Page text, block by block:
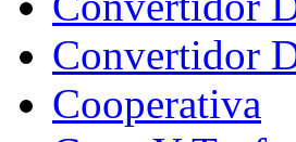
Convertidor
Cooperativa